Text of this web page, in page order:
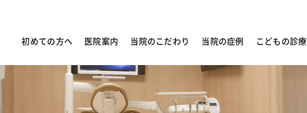
初めての方へ 医院案内 当院のこだわり 当院の症例 こどもの診療